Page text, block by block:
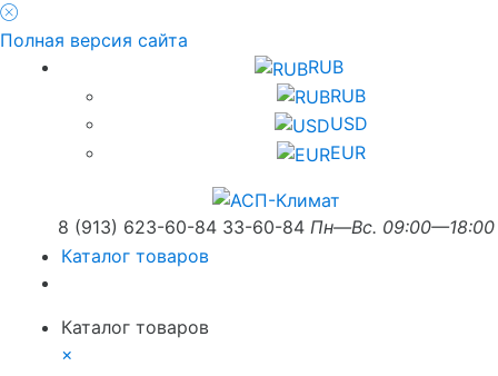
Полная версия сайта
RUB
RUB
USD
EUR
8 (913) 623-60-84 33-60-84 Пн—Вс. 09:00—18:00
Каталог товаров
Каталог товаров
×